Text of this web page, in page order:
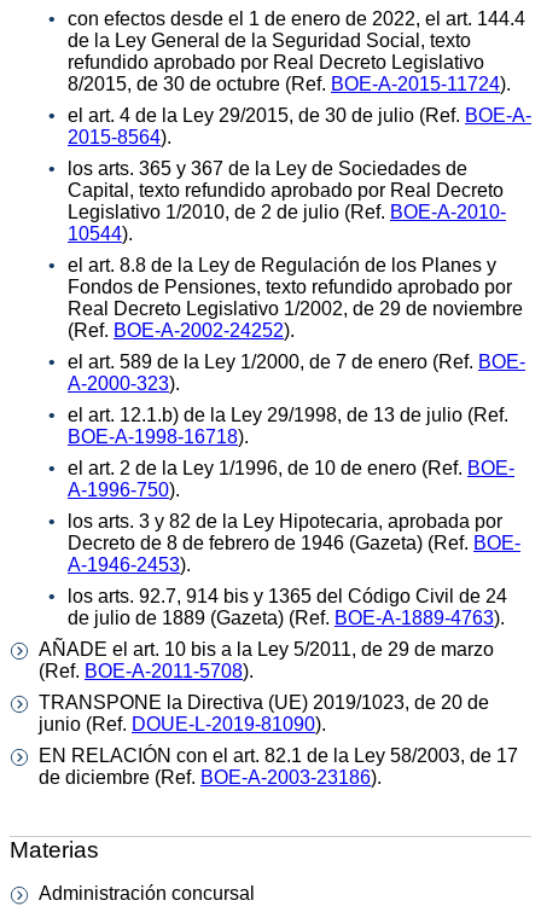
con efectos desde el 1 de enero de 2022, el art. 144.4
de la Ley General de la Seguridad Social, texto
refundido aprobado por Real Decreto Legislativo
8/2015, de 30 de octubre (Ref. BOE-A-2015-11724).
el art. 4 de la Ley 29/2015, de 30 de julio (Ref. BOE-A-
2015-8564).
los arts. 365 y 367 de la Ley de Sociedades de
Capital, texto refundido aprobado por Real Decreto
Legislativo 1/2010, de 2 de julio (Ref. BOE-A-2010-
10544).
el art. 8.8 de la Ley de Regulación de los Planes y
Fondos de Pensiones, texto refundido aprobado por
Real Decreto Legislativo 1/2002, de 29 de noviembre
(Ref. BOE-A-2002-24252).
el art. 589 de la Ley 1/2000, de 7 de enero (Ref. BOE-
A-2000-323).
el art. 12.1.b) de la Ley 29/1998, de 13 de julio (Ref.
BOE-A-1998-16718).
el art. 2 de la Ley 1/1996, de 10 de enero (Ref. BOE-
A-1996-750).
los arts. 3 y 82 de la Ley Hipotecaria, aprobada por
Decreto de 8 de febrero de 1946 (Gazeta) (Ref. BOE-
A-1946-2453).
los arts. 92.7, 914 bis y 1365 del Código Civil de 24
de julio de 1889 (Gazeta) (Ref. BOE-A-1889-4763).
AÑADE el art. 10 bis a la Ley 5/2011, de 29 de marzo
(Ref. BOE-A-2011-5708).
TRANSPONE la Directiva (UE) 2019/1023, de 20 de
junio (Ref. DOUE-L-2019-81090).
EN RELACIÓN con el art. 82.1 de la Ley 58/2003, de 17
de diciembre (Ref. BOE-A-2003-23186).
Materias
Administración concursal